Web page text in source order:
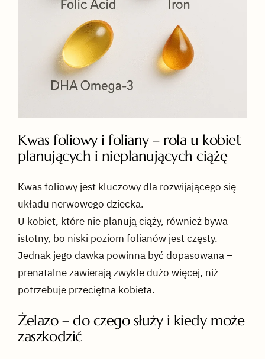
Kwas foliowy i foliany – rola u kobiet
planujących i nieplanujących ciążę
Kwas foliowy jest kluczowy dla rozwijającego się
układu nerwowego dziecka.
U kobiet, które nie planują ciąży, również bywa
istotny, bo niski poziom folianów jest częsty.
Jednak jego dawka powinna być dopasowana –
prenatalne zawierają zwykle dużo więcej, niż
potrzebuje przeciętna kobieta.
Żelazo – do czego służy i kiedy może
zaszkodzić